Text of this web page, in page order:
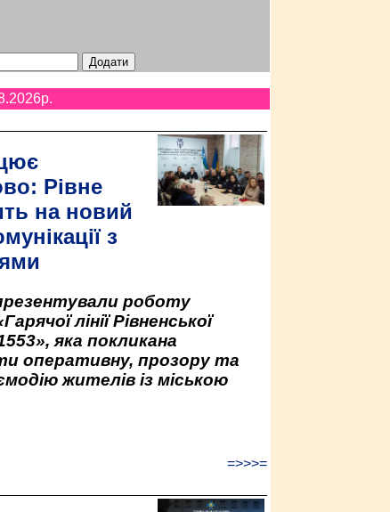
Рівне
на новий
з
роботу
лінії Рівненської
яка покликана
оперативну, прозору та
жителів із міською
=>>>=